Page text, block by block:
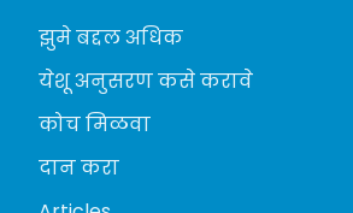
झुमे बद्दल अधिक
येशू अनुसरण कसे करावे
कोच मिळवा
दान करा